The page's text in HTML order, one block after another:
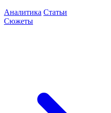
Аналитика Статьи
Сюжеты